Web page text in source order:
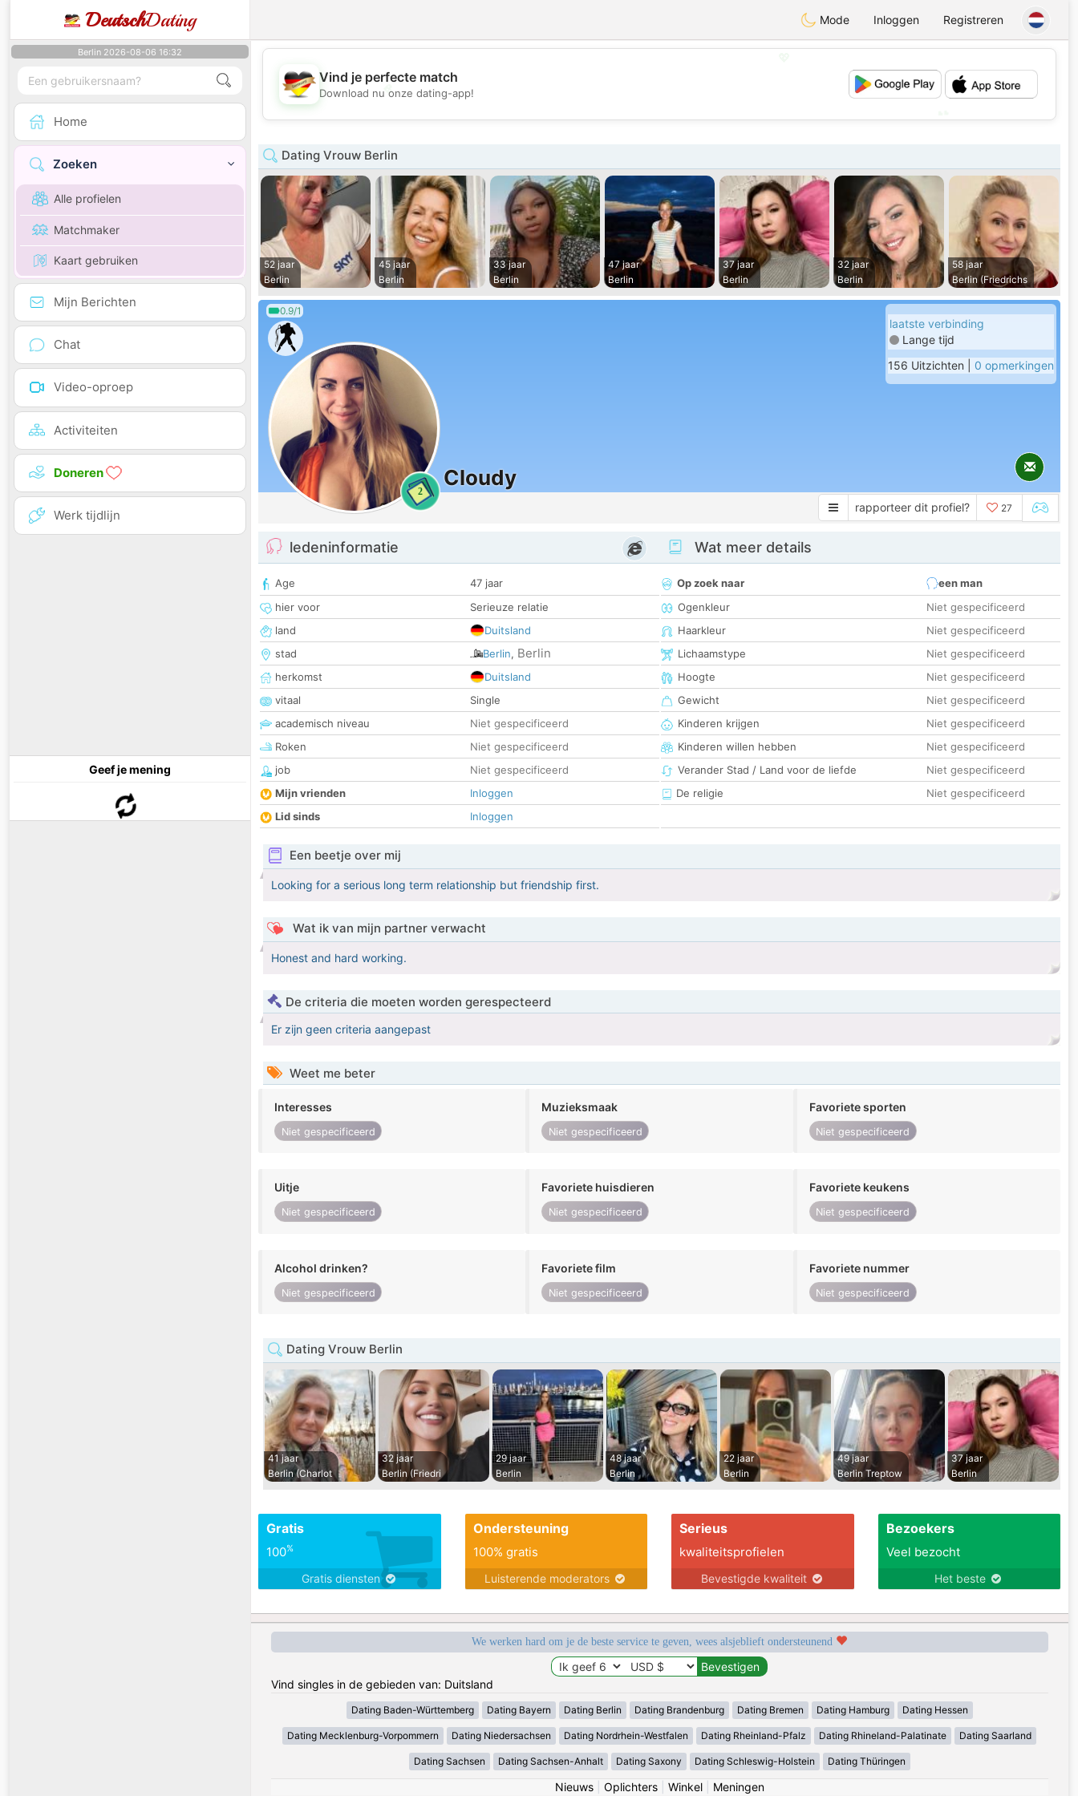
DeutschDating Mode Inloggen Registreren
Berlin 2026-08-06 16:32
Home
Zoeken
Alle profielen
Matchmaker
Kaart gebruiken
Mijn Berichten
Chat
Video-oproep
Activiteiten
Doneren
Werk tijdlijn
Geef je mening
💖
💕
Vind je perfecte match
Download nu onze dating-app!
Dating Vrouw Berlin
52 jaar
Berlin
45 jaar
Berlin
33 jaar
Berlin
47 jaar
Berlin
37 jaar
Berlin
32 jaar
Berlin
58 jaar
Berlin (Friedrichs
0.9/1
2
Cloudy
laatste verbinding
Lange tijd
156 Uitzichten | 0 opmerkingen
rapporteer dit profiel? 27
ledeninformatie
Age
47 jaar
hier voor
Serieuze relatie
land
Duitsland
stad
Berlin, Berlin
herkomst
Duitsland
vitaal
Single
academisch niveau
Niet gespecificeerd
Roken
Niet gespecificeerd
job
Niet gespecificeerd
Mijn vrienden
Inloggen
Lid sinds
Inloggen
Wat meer details
Op zoek naar
een man
Ogenkleur
Niet gespecificeerd
Haarkleur
Niet gespecificeerd
Lichaamstype
Niet gespecificeerd
Hoogte
Niet gespecificeerd
Gewicht
Niet gespecificeerd
Kinderen krijgen
Niet gespecificeerd
Kinderen willen hebben
Niet gespecificeerd
Verander Stad / Land voor de liefde
Niet gespecificeerd
De religie
Niet gespecificeerd
Een beetje over mij
Looking for a serious long term relationship but friendship first.
Wat ik van mijn partner verwacht
Honest and hard working.
De criteria die moeten worden gerespecteerd
Er zijn geen criteria aangepast
Weet me beter
Interesses
Niet gespecificeerd
Muzieksmaak
Niet gespecificeerd
Favoriete sporten
Niet gespecificeerd
Uitje
Niet gespecificeerd
Favoriete huisdieren
Niet gespecificeerd
Favoriete keukens
Niet gespecificeerd
Alcohol drinken?
Niet gespecificeerd
Favoriete film
Niet gespecificeerd
Favoriete nummer
Niet gespecificeerd
Dating Vrouw Berlin
41 jaar
Berlin (Charlot
32 jaar
Berlin (Friedri
29 jaar
Berlin
48 jaar
Berlin
22 jaar
Berlin
49 jaar
Berlin Treptow
37 jaar
Berlin
Gratis
100%
Gratis diensten
Ondersteuning
100% gratis
Luisterende moderators
Serieus
kwaliteitsprofielen
Bevestigde kwaliteit
Bezoekers
Veel bezocht
Het beste
We werken hard om je de beste service te geven, wees alsjeblieft ondersteunend
Vind singles in de gebieden van: Duitsland
Dating Baden-Württemberg Dating Bayern Dating Berlin Dating Brandenburg Dating Bremen Dating Hamburg Dating Hessen
Dating Mecklenburg-Vorpommern Dating Niedersachsen Dating Nordrhein-Westfalen Dating Rheinland-Pfalz Dating Rhineland-Palatinate Dating Saarland
Dating Sachsen Dating Sachsen-Anhalt Dating Saxony Dating Schleswig-Holstein Dating Thüringen
Nieuws| Oplichters| Winkel| Meningen